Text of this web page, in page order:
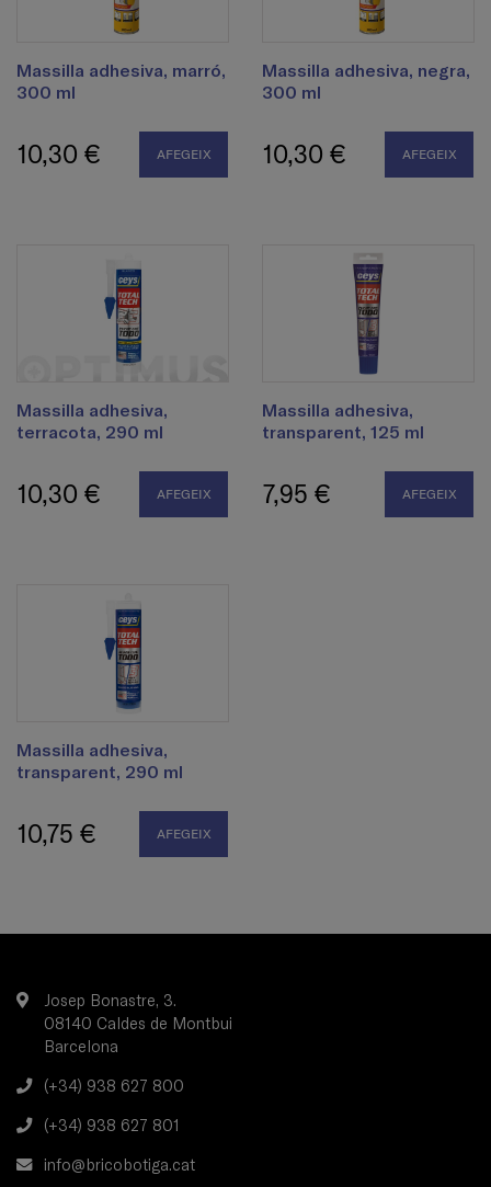
Massilla adhesiva, marró,
300 ml
10,30 € AFEGEIX
Massilla adhesiva, negra,
300 ml
10,30 € AFEGEIX
Massilla adhesiva,
terracota, 290 ml
10,30 € AFEGEIX
Massilla adhesiva,
transparent, 125 ml
7,95 € AFEGEIX
Massilla adhesiva,
transparent, 290 ml
10,75 € AFEGEIX
Josep Bonastre, 3.
08140 Caldes de Montbui
Barcelona
(+34) 938 627 800
(+34) 938 627 801
info@bricobotiga.cat